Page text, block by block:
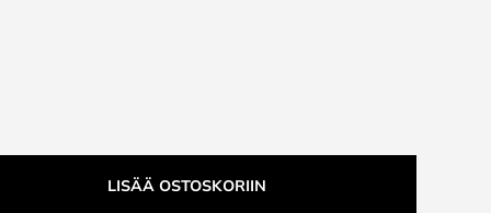
LISÄÄ OSTOSKORIIN